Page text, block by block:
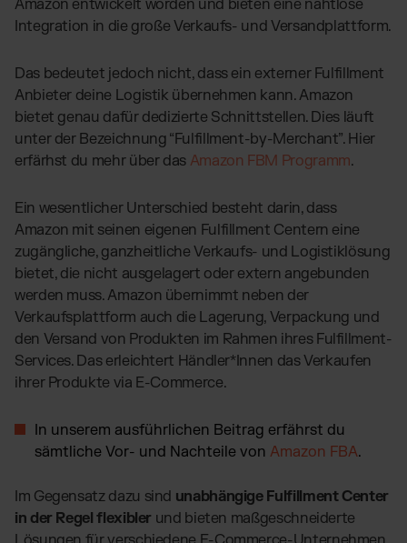
Amazon entwickelt worden und bieten eine nahtlose
Integration in die große Verkaufs- und Versandplattform.
Das bedeutet jedoch nicht, dass ein externer Fulfillment
Anbieter deine Logistik übernehmen kann. Amazon
bietet genau dafür dedizierte Schnittstellen. Dies läuft
unter der Bezeichnung “Fulfillment-by-Merchant”. Hier
erfärhst du mehr über das Amazon FBM Programm.
Ein wesentlicher Unterschied besteht darin, dass
Amazon mit seinen eigenen Fulfillment Centern eine
zugängliche, ganzheitliche Verkaufs- und Logistiklösung
bietet, die nicht ausgelagert oder extern angebunden
werden muss. Amazon übernimmt neben der
Verkaufsplattform auch die Lagerung, Verpackung und
den Versand von Produkten im Rahmen ihres Fulfillment-
Services. Das erleichtert Händler*Innen das Verkaufen
ihrer Produkte via E-Commerce.
In unserem ausführlichen Beitrag erfährst du
sämtliche Vor- und Nachteile von Amazon FBA.
Im Gegensatz dazu sind unabhängige Fulfillment Center
in der Regel flexibler und bieten maßgeschneiderte